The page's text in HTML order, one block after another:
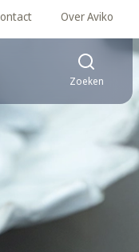
Over Aviko
Zoeken